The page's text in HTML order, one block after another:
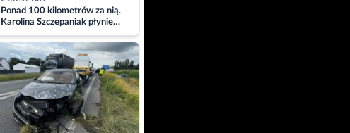
Ponad 100 kilometrów za nią.
Karolina Szczepaniak płynie
przez Bałtyk dla Piotra.
Aktualizacja